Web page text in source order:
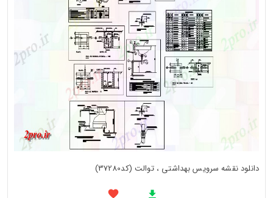
دانلود نقشه سرویس بهداشتی ، توالت (کد37280)